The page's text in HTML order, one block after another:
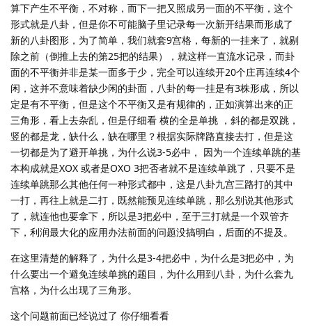
算下产生不平衡，不对称，而下一把又照成另一面的不平衡，这个
形式就是八卦，但是你不可能脑子里记录每一次新开结果而形成了
新的八卦图形，为了简单，我们就套9宫格，每新的一挂来了，就剔
除之前（倒推上去的第25把的结果），就这样一直流水记录，而卦
面的不平衡并非是某一面多于少，完全可以连续开20个庄再连续4个
闲，这并不意味着缺少闲的卦面，八卦的每一挂是有3株形成，所以
定是有不平衡，但是这个不平衡又是有规律的，正如演算出来的正
三角形，看上去杂乱，但是仔细看 横的全是单挑 ，斜的都是双跳，
竖的都是龙，缺什么，缺在哪里？根据实际牌路直接去打，但是这
一切都是为了避开单挑，为什么说3-5必中， 因为一个连续单跳的基
本构成就是XOX 或者是OXO 3把否者就不是连续单跳了，只要不是
连续单跳那么其他任何一种形式都中，这是八卦九宫三路打的其中
一打，再往上就是二打，既然能预见连续单跳，那么别说其他形式
了，就连他也要拿下，所以是3把必中，至于三打就是一个双管齐
下，利润最大化的应用办法前面的问题没搞明白，后面的不提及。
在这里清楚的解释了，为什么是3-4把必中，为什么是3把必中，为
什么要出一个避免连续单挑的题目，为什么用到八卦，为什么套九
宫格，为什么出现了三角形。
这个问题前面已经说过了 你仔细看看